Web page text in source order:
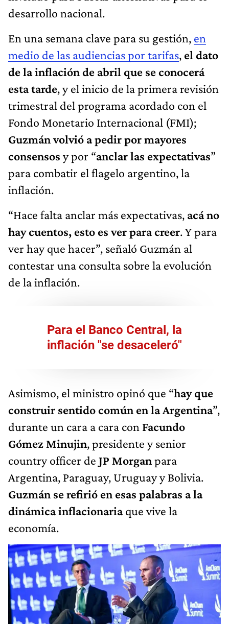
desarrollo nacional.
En una semana clave para su gestión, en
medio de las audiencias por tarifas, el dato
de la inflación de abril que se conocerá
esta tarde, y el inicio de la primera revisión
trimestral del programa acordado con el
Fondo Monetario Internacional (FMI);
Guzmán volvió a pedir por mayores
consensos y por “anclar las expectativas”
para combatir el flagelo argentino, la
inflación.
“Hace falta anclar más expectativas, acá no
hay cuentos, esto es ver para creer. Y para
ver hay que hacer”, señaló Guzmán al
contestar una consulta sobre la evolución
de la inflación.
Para el Banco Central, la
inflación "se desaceleró"
Asimismo, el ministro opinó que “hay que
construir sentido común en la Argentina”,
durante un cara a cara con Facundo
Gómez Minujin, presidente y senior
country officer de JP Morganpara
Argentina, Paraguay, Uruguay y Bolivia.
Guzmán se refirió en esas palabras a la
dinámica inflacionariaque vive la
economía.